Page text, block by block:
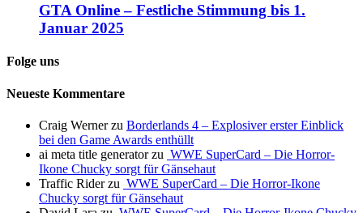
GTA Online – Festliche Stimmung bis 1.
Januar 2025
Folge uns
Neueste Kommentare
Craig Wernerzu Borderlands 4 – Explosiver erster Einblick
bei den Game Awards enthüllt
ai meta title generatorzu WWE SuperCard – Die Horror-
Ikone Chucky sorgt für Gänsehaut
Traffic Riderzu WWE SuperCard – Die Horror-Ikone
Chucky sorgt für Gänsehaut